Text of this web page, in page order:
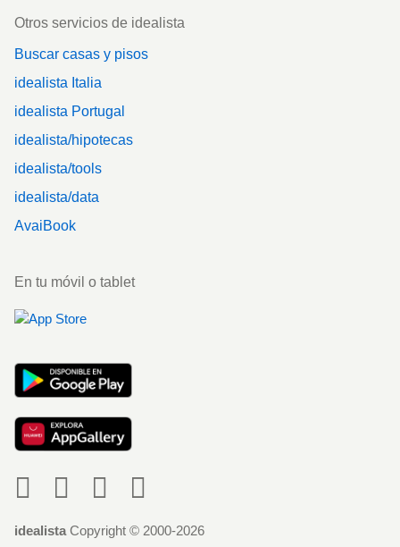
Otros servicios de idealista
Buscar casas y pisos
idealista Italia
idealista Portugal
idealista/hipotecas
idealista/tools
idealista/data
AvaiBook
En tu móvil o tablet
idealista Copyright © 2000-2026